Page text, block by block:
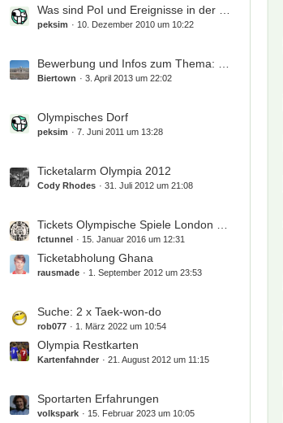
i
ä
t
z
e
B
t
g
e
Was sind PoI und Ereignisse in der MemberMap?
peksim 10. Dezember 2010 um 10:22
L
e
z
t
e
r
ä
g
e
Bewerbung und Infos zum Thema: Fan-Reporter
Biertown 3. April 2013 um 22:02
L
e
z
t
e
g
e
Olympisches Dorf
peksim 7. Juni 2011 um 13:28
L
e
z
t
e
B
t
ä
Ticketalarm Olympia 2012
Cody Rhodes 31. Juli 2012 um 21:08
L
e
t
z
B
i
ä
Tickets Olympische Spiele London 2012
fctunnel 15. Januar 2016 um 12:31
Ticketabholung Ghana
rausmade 1. September 2012 um 23:53
L
e
t
z
e
B
Suche: 2 x Taek-won-do
rob077 1. März 2022 um 10:54
Olympia Restkarten
Kartenfahnder 21. August 2012 um 11:15
L
e
Sportarten Erfahrungen
volkspark 15. Februar 2023 um 10:05